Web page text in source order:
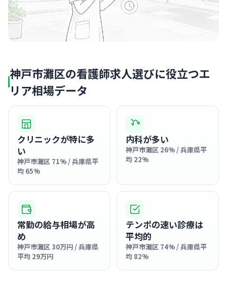
神戸市灘区の看護師求人選びに役立つエ
リア相場データ
クリニックが特に多
い
神戸市灘区 71% / 兵庫県平
均 65%
内科が多い
神戸市灘区 26% / 兵庫県平
均 22%
常勤の給与相場が高
め
神戸市灘区 30万円 / 兵庫県
平均 29万円
テンポの速い診療は
平均的
神戸市灘区 74% / 兵庫県平
均 82%